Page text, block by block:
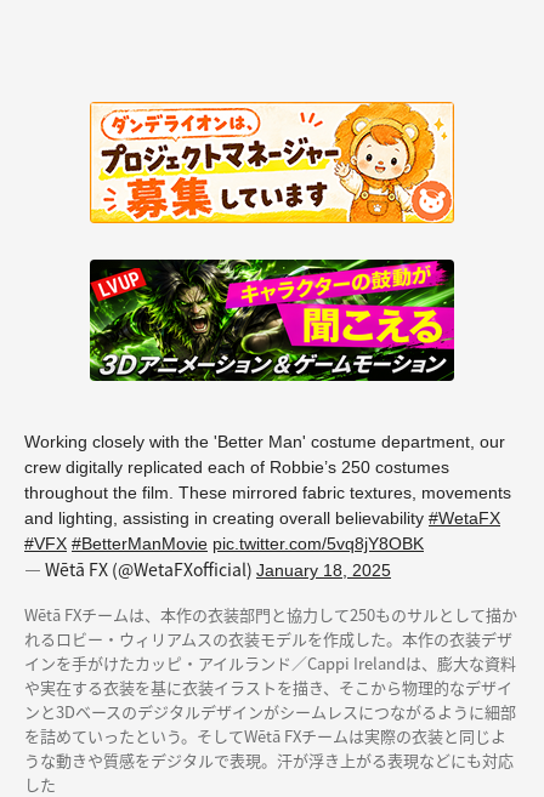
Working closely with the 'Better Man' costume department, our
crew digitally replicated each of Robbie’s 250 costumes
throughout the film. These mirrored fabric textures, movements
and lighting, assisting in creating overall believability #WetaFX
#VFX #BetterManMovie pic.twitter.com/5vq8jY8OBK
— Wētā FX (@WetaFXofficial) January 18, 2025
Wētā FXチームは、本作の衣装部門と協力して250ものサルとして描か
れるロビー・ウィリアムスの衣装モデルを作成した。本作の衣装デザ
インを手がけたカッピ・アイルランド／Cappi Irelandは、膨大な資料
や実在する衣装を基に衣装イラストを描き、そこから物理的なデザイ
ンと3Dベースのデジタルデザインがシームレスにつながるように細部
を詰めていったという。そしてWētā FXチームは実際の衣装と同じよ
うな動きや質感をデジタルで表現。汗が浮き上がる表現などにも対応
した